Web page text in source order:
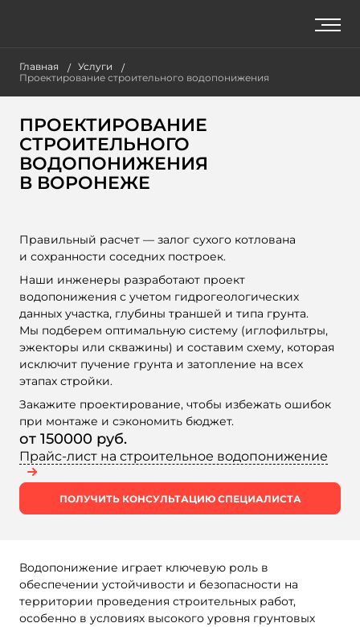
Главная
Услуги
Проектирование строительного водопонижения
ПРОЕКТИРОВАНИЕ
СТРОИТЕЛЬНОГО
ВОДОПОНИЖЕНИЯ
В ВОРОНЕЖЕ
Правильный расчет — залог сухого котлована
и сохранности соседних построек.
Наши инженеры разработают проект
водопонижения с учетом гидрогеологических
данных участка, глубины траншей и типа грунта.
Мы подберем оптимальную систему (иглофильтры,
эжекторы или скважины) и составим схему, которая
исключит пучение грунта и затопление на всех
этапах стройки.
Закажите проектирование, чтобы избежать ошибок
при монтаже и сэкономить бюджет.
от 150000 руб.
Прайс-лист на строительное водопонижение
ПОЛУЧИТЬ КОНСУЛЬТАЦИЮ СПЕЦИАЛИСТА
Водопонижение играет ключевую роль в
обеспечении устойчивости и безопасности на
территории проведения строительных работ,
особенно в условиях высокого уровня грунтовых